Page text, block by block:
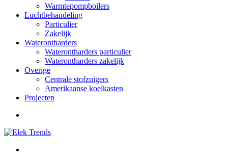
Warmtepompboilers
Luchtbehandeling
Particulier
Zakelijk
Waterontharders
Waterontharders particulier
Waterontharders zakelijk
Overige
Centrale stofzuigers
Amerikaanse koelkasten
Projecten